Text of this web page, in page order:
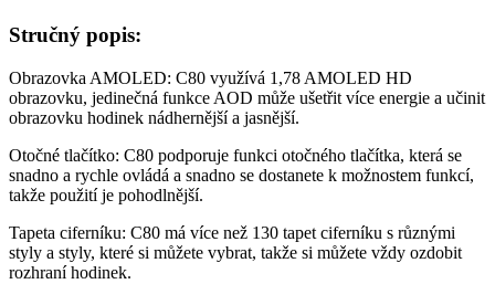
Stručný popis:
Obrazovka AMOLED: C80 využívá 1,78 AMOLED HD
obrazovku, jedinečná funkce AOD může ušetřit více energie a učinit
obrazovku hodinek nádhernější a jasnější.
Otočné tlačítko: C80 podporuje funkci otočného tlačítka, která se
snadno a rychle ovládá a snadno se dostanete k možnostem funkcí,
takže použití je pohodlnější.
Tapeta ciferníku: C80 má více než 130 tapet ciferníku s různými
styly a styly, které si můžete vybrat, takže si můžete vždy ozdobit
rozhraní hodinek.